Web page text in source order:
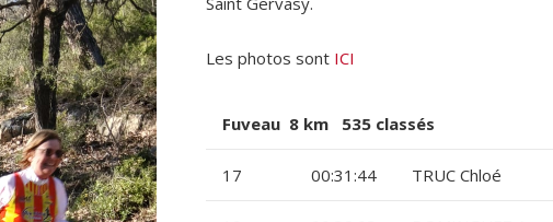
Les photos sont ICI
Fuveau 8 km 535 classés
17 00:31:44 TRUC Chloé